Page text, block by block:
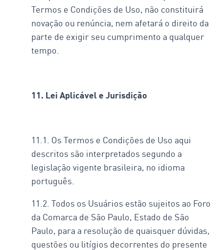
Termos e Condições de Uso, não constituirá
novação ou renúncia, nem afetará o direito da
parte de exigir seu cumprimento a qualquer
tempo.
11. Lei Aplicável e Jurisdição
11.1. Os Termos e Condições de Uso aqui
descritos são interpretados segundo a
legislação vigente brasileira, no idioma
português.
11.2. Todos os Usuários estão sujeitos ao Foro
da Comarca de São Paulo, Estado de São
Paulo, para a resolução de quaisquer dúvidas,
questões ou litígios decorrentes do presente